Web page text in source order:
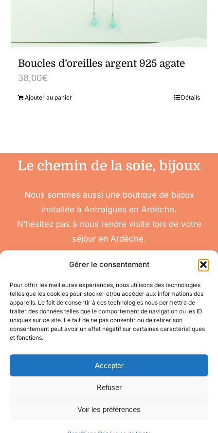
Gérer le consentement
Pour offrir les meilleures expériences, nous utilisons des technologies
telles que les cookies pour stocker et/ou accéder aux informations des
appareils. Le fait de consentir à ces technologies nous permettra de
traiter des données telles que le comportement de navigation ou les ID
uniques sur ce site. Le fait de ne pas consentir ou de retirer son
consentement peut avoir un effet négatif sur certaines caractéristiques
et fonctions.
Accepter
Refuser
Voir les préférences
Boucles d’oreilles argent 925 agate
38,00€
Ajouter au panier Détails
Le chemin de la soie, bijoux
Nous sommes aussi une boutique de bijoux
installée à Antraïgues en Ardèche.
N’hésitez pas à nous rendre visite lors de votre
séjour en Ardèche.
nous
contacter
pour toute question
Toggle
Navigation
Accéder à mon compte
Conditions
Générales de Vente